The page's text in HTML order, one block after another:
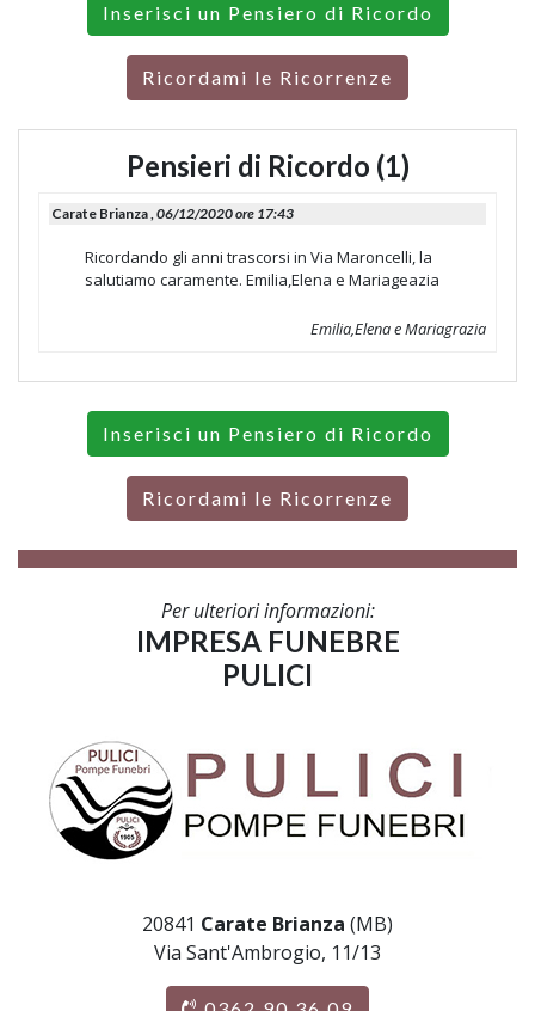
Inserisci un Pensiero di Ricordo
Ricordami le Ricorrenze
Pensieri di Ricordo (1)
Carate Brianza ,06/12/2020 ore 17:43
Ricordando gli anni trascorsi in Via Maroncelli, la
salutiamo caramente. Emilia,Elena e Mariageazia
Emilia,Elena e Mariagrazia
Inserisci un Pensiero di Ricordo
Ricordami le Ricorrenze
Per ulteriori informazioni:
IMPRESA FUNEBRE
PULICI
20841 Carate Brianza (MB)
Via Sant'Ambrogio, 11/13